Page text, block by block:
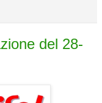
del 28-